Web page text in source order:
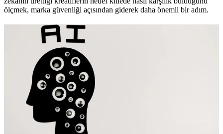
ölçmek, marka güvenliği açısından giderek daha önemli bir adım.